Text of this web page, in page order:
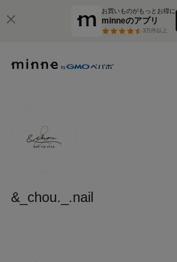
お買いものがもっとお得に
minneのアプリ
3万件以上
&_chou._.nail